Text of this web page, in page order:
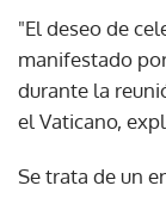
"El deseo de
manifestado
durante la
el Vaticano,
Se trata de un